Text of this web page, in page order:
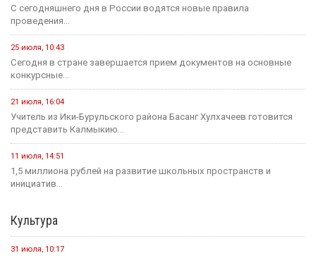
С сегодняшнего дня в России водятся новые правила
проведения...
25 июля, 10:43
Сегодня в стране завершается прием документов на основные
конкурсные...
21 июля, 16:04
Учитель из Ики-Бурульского района Басанг Хулхачеев готовится
представить Калмыкию...
11 июля, 14:51
1,5 миллиона рублей на развитие школьных пространств и
инициатив...
Культура
31 июля, 10:17